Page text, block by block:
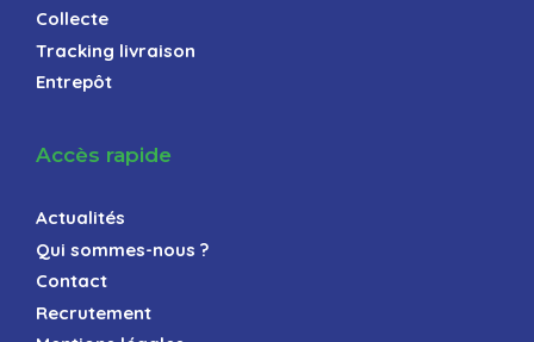
Collecte
Tracking livraison
Entrepôt
Accès rapide
Actualités
Qui sommes-nous ?
Contact
Recrutement